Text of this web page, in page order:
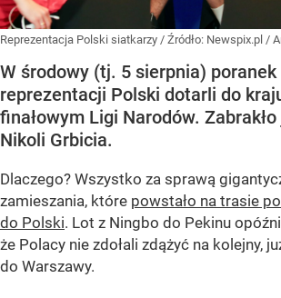
Reprezentacja Polski siatkarzy / Źródło: Newspix.pl /
W środowy (tj. 5 sierpnia)
reprezentacji Polski dotarli do
finałowym Ligi Narodów.
Nikoli Grbicia.
Dlaczego? Wszystko za sprawą
zamieszania, które powstało na trasie
do Polski. Lot z Ningbo do Pekinu
że Polacy nie zdołali zdążyć na kolejny,
do Warszawy.